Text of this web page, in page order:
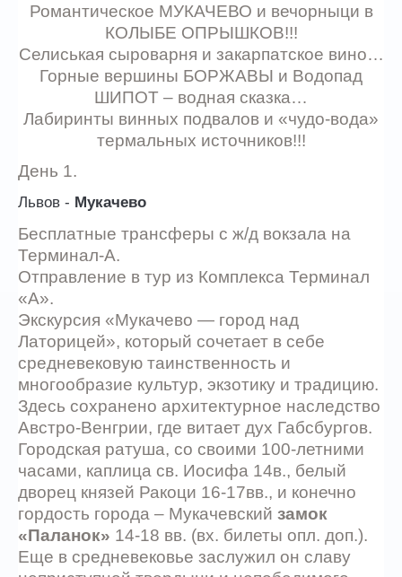
Романтическое МУКАЧЕВО и вечорныци в
КОЛЫБЕ ОПРЫШКОВ!!!
Селиськая сыроварня и закарпатское вино…
Горные вершины БОРЖАВЫ и Водопад
ШИПОТ – водная сказка…
Лабиринты винных подвалов и «чудо-вода»
термальных источников!!!
День 1.
Львов - Мукачево
Бесплатные трансферы с ж/д вокзала на
Терминал-А.
Отправление в тур из Комплекса Терминал
«А».
Экскурсия «Мукачево — город над
Латорицей», который сочетает в себе
средневековую таинственность и
многообразие культур, экзотику и традицию.
Здесь сохранено архитектурное наследство
Австро-Венгрии, где витает дух Габсбургов.
Городская ратуша, со своими 100-летними
часами, каплица св. Иосифа 14в., белый
дворец князей Ракоци 16-17вв., и конечно
гордость города – Мукачевский замок
«Паланок» 14-18 вв. (вх. билеты опл. доп.).
Еще в средневековье заслужил он славу